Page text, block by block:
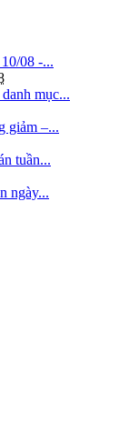
08 -...
mục...
giảm –...
tuần...
ngày...